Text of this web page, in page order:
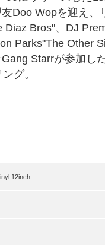
Doo Wopを迎え
Diaz Bros"、DJ
Parks"The Other
Starrが参加し
グ。
12inch